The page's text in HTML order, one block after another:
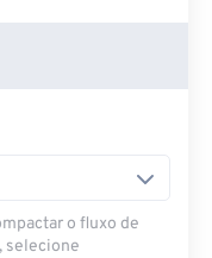
o fluxo de
selecione